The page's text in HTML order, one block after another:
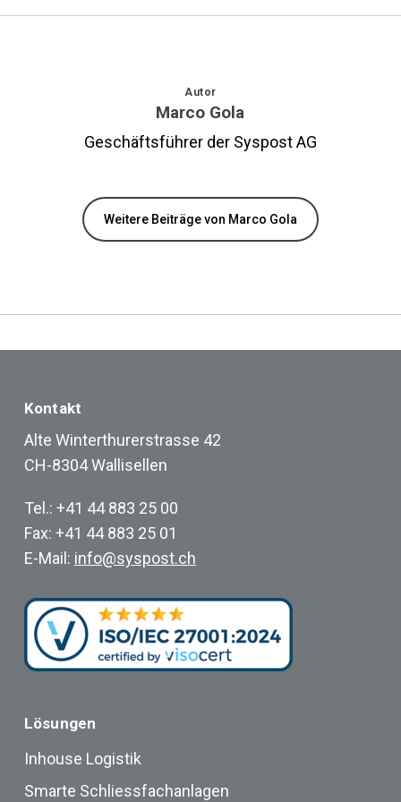
Autor
Marco Gola
Geschäftsführer der Syspost AG
Weitere Beiträge von Marco Gola
Kontakt
Alte Winterthurerstrasse 42
CH-8304 Wallisellen
Tel.: +41 44 883 25 00
Fax: +41 44 883 25 01
E-Mail: info@syspost.ch
Lösungen
Inhouse Logistik
Smarte Schliessfachanlagen